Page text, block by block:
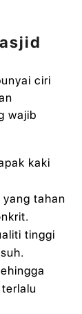
ciri
wajib
kaki
tahan
tinggi